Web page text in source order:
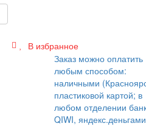
В избранное
Заказ можно оплатить
любым способом:
наличными
пластиковой картой; в
любом отделении
QIWI,